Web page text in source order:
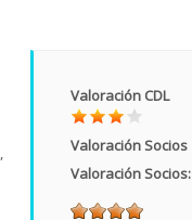
Valoración CDL
Valoración Socios
Valoración Socios: